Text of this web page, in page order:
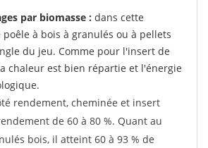
par biomasse : dans cette
poêle à bois à granulés ou à pellets
du jeu. Comme pour l'insert de
chaleur est bien répartie et l'énergie
rendement, cheminée et insert
de 60 à 80 %. Quant au
bois, il atteint 60 à 93 % de